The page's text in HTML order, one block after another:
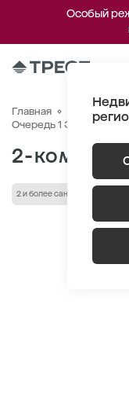
Особый
Главная Квартиры
Очередь 1 Этаж 19
2-
2 и более санузла